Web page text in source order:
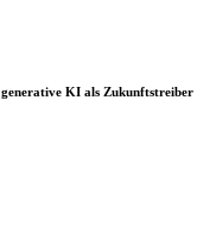
KI als Zukunftstreiber